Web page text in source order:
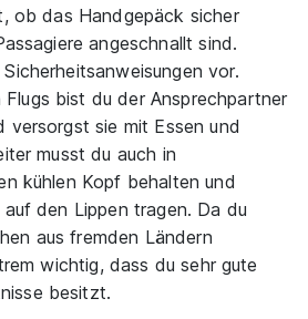
ob das Handgepäck sicher
angeschnallt sind.
vor.
bist du der Ansprechpartner
versorgst sie mit Essen und
musst du auch in
kühlen Kopf behalten und
den Lippen tragen. Da du
aus fremden Ländern
wichtig, dass du sehr gute
besitzt.